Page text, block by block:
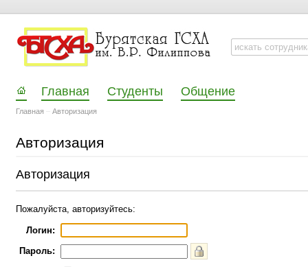
Главная Студенты Общение
Главная Авторизация
Авторизация
Авторизация
Пожалуйста, авторизуйтесь:
Логин:
Пароль: